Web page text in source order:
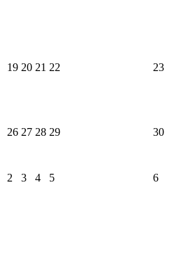
19 20 21 22 23
26 27 28 29 30
2 3 4 5 6